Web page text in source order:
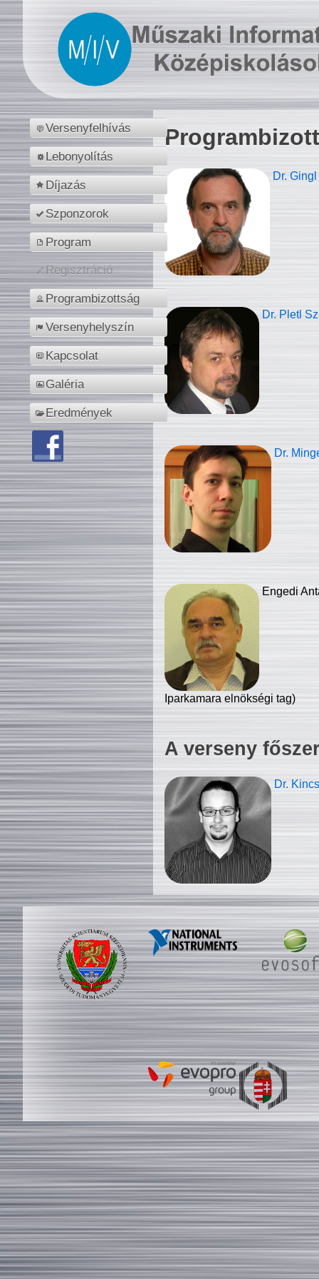
Versenyfelhívás
Lebonyolítás
Díjazás
Szponzorok
Program
Regisztráció
Programbizottság
Versenyhelyszín
Kapcsolat
Galéria
Eredmények
Dr.
Dr. Pletl
Dr.
Engedi
Iparkamara elnökségi tag)
A verseny
Dr.